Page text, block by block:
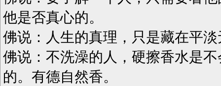
他是否真心的。
佛说：人生的真理，只是藏在平
佛说：不洗澡的人，硬擦香水是
的。有德自然香。